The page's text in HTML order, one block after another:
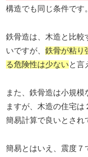
構造でも同じ条件です。
鉄骨造は、木造と比較
いですが、 鉄骨が粘り
る危険性は少ないと言
また、鉄骨造は小規
ますが、木造の住宅
簡易計算で良いとされ
簡易とはいえ、震度７